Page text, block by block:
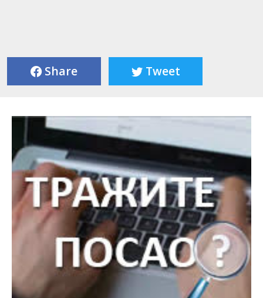
Share Tweet